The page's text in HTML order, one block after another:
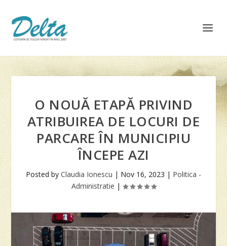
O NOUĂ ETAPĂ PRIVIND
ATRIBUIREA DE LOCURI DE
PARCARE ÎN MUNICIPIU
ÎNCEPE AZI
Posted by Claudia Ionescu | Nov 16, 2023 | Politica -
Administratie |